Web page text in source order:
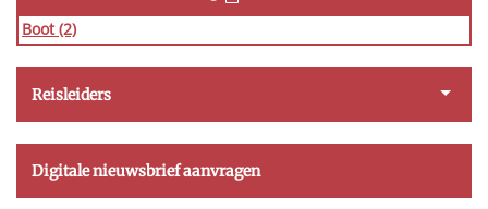
Boot(2)
Reisleiders
Digitale nieuwsbrief aanvragen